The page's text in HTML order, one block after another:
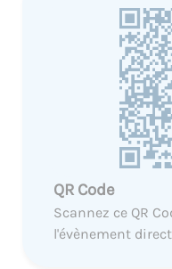
QR Code
Scannez ce QR
l'évènement